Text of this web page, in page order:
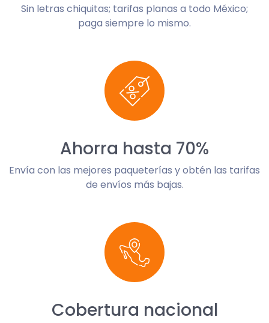
Sin letras chiquitas; tarifas planas a todo México;
paga siempre lo mismo.
Ahorra hasta 70%
Envía con las mejores paqueterías y obtén las tarifas
de envíos más bajas.
Cobertura nacional